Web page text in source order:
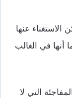
الاستغناء عنها
أنها في الغالب
التي لا